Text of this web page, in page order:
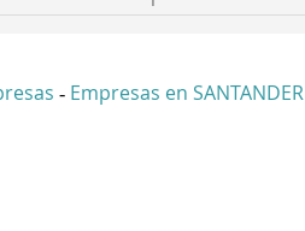
- Empresas en SANTANDER